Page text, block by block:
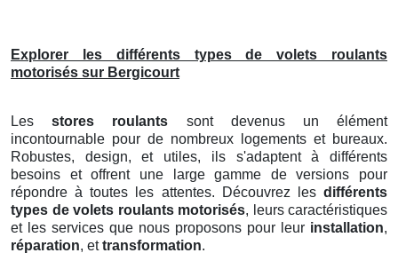
Explorer les différents types de volets roulants
motorisés sur Bergicourt
Lesstores roulants sont devenus un élément
incontournable pour de nombreux logements et bureaux.
Robustes, design, et utiles, ils s'adaptent à différents
besoins et offrent une large gamme de versions pour
répondre à toutes les attentes. Découvrez les différents
types de volets roulants motorisés, leurs caractéristiques
et les services que nous proposons pour leur installation,
réparation, ettransformation.